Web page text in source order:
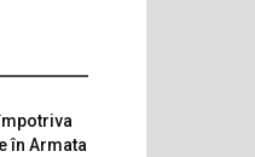
în Armata